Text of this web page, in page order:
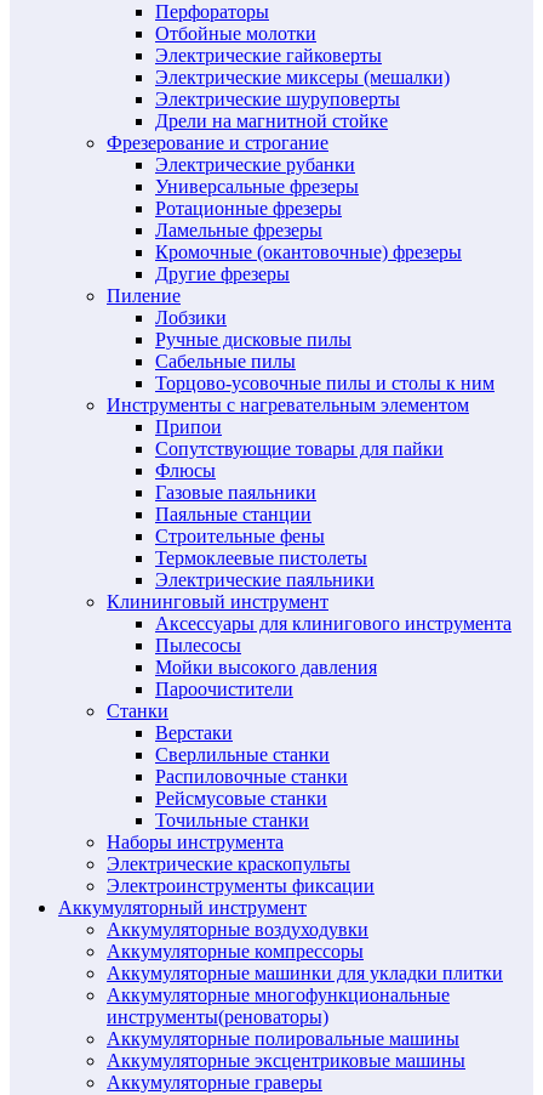
Перфораторы
Отбойные молотки
Электрические гайковерты
Электрические миксеры (мешалки)
Электрические шуруповерты
Дрели на магнитной стойке
Фрезерование и строгание
Электрические рубанки
Универсальные фрезеры
Ротационные фрезеры
Ламельные фрезеры
Кромочные (окантовочные) фрезеры
Другие фрезеры
Пиление
Лобзики
Ручные дисковые пилы
Сабельные пилы
Торцово-усовочные пилы и столы к ним
Инструменты с нагревательным элементом
Припои
Сопутствующие товары для пайки
Флюсы
Газовые паяльники
Паяльные станции
Строительные фены
Термоклеевые пистолеты
Электрические паяльники
Клининговый инструмент
Аксессуары для клинигового инструмента
Пылесосы
Мойки высокого давления
Пароочистители
Станки
Верстаки
Сверлильные станки
Распиловочные станки
Рейсмусовые станки
Точильные станки
Наборы инструмента
Электрические краскопульты
Электроинструменты фиксации
Аккумуляторный инструмент
Аккумуляторные воздуходувки
Аккумуляторные компрессоры
Аккумуляторные машинки для укладки плитки
Аккумуляторные многофункциональные
инструменты(реноваторы)
Аккумуляторные полировальные машины
Аккумуляторные эксцентриковые машины
Аккумуляторные граверы